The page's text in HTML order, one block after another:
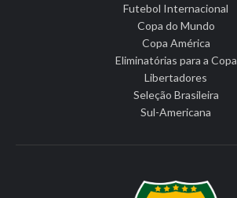
Futebol Internacional
Copa do Mundo
Copa América
Eliminatórias para a Copa
Libertadores
Seleção Brasileira
Sul-Americana